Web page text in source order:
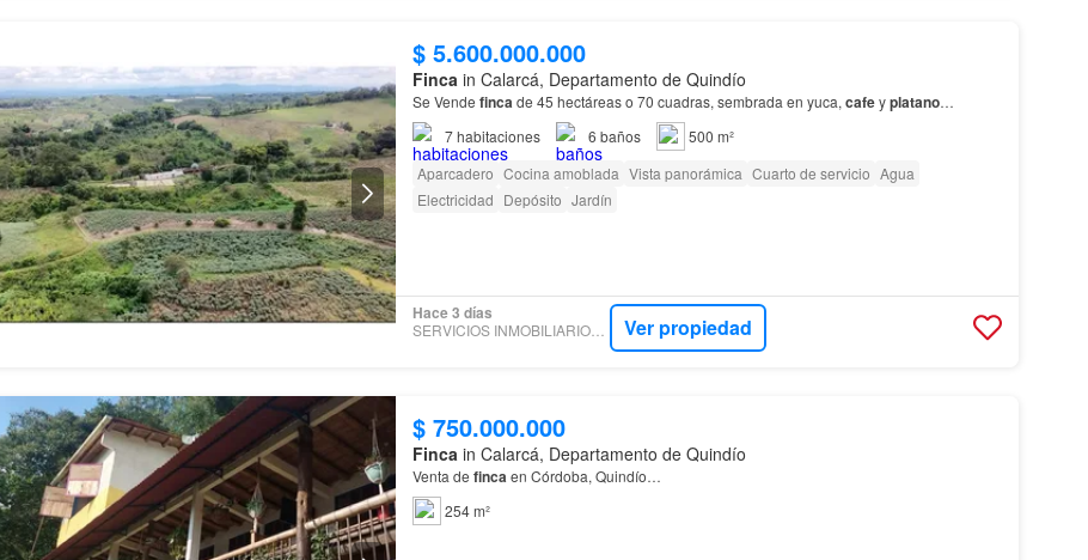
$ 5.600.000.000
Finca in Calarcá, Departamento de Quindío
Se Vende fincade 45 hectáreas o 70 cuadras, sembrada en yuca, cafeyplatano…
7habitaciones 6 baños
500 m²
Aparcadero Cocina amoblada Vista panorámica Cuarto de servicio Agua
Electricidad Depósito Jardín
Hace 3 días
SERVICIOS INMOBILIARIOS EL TRIANGULO Ver propiedad
$ 750.000.000
Finca in Calarcá, Departamento de Quindío
Venta de fincaen Córdoba, Quindío…
254 m²